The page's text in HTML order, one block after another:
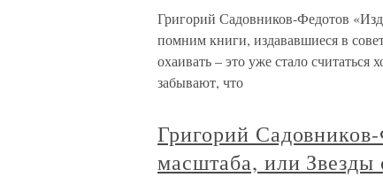
Григорий Садовников-Федотов
помним книги, издававшиеся в
охаивать – это уже стало
забывают, что
Григорий
масштаба, или Звезды